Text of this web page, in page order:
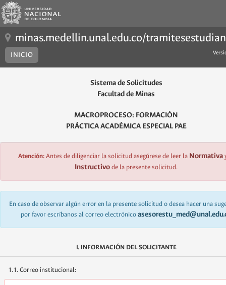
minas.medellin.unal.edu.co/
INICIO
Sistema de Solicitudes
Facultad de Minas
MACROPROCESO: FORMACIÓN
PRÁCTICA ACADÉMICA ESPECIAL PAE
Atención:Antes de diligenciar la solicitud asegúrese de leer la Normativa
Instructivode la presente solicitud.
En caso de observar algún error en la presente solicitud o desea hacer una
por favor escríbanos al correo electrónico
I. INFORMACIÓN DEL SOLICITANTE
1.1. Correo institucional: